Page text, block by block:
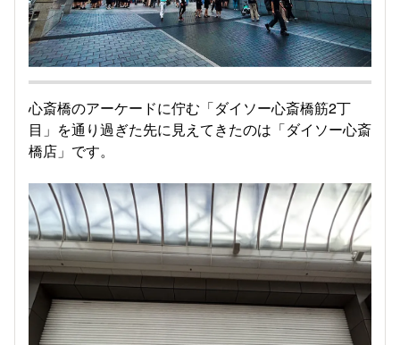
心斎橋のアーケードに佇む「ダイソー心斎橋筋2丁
目」を通り過ぎた先に見えてきたのは「ダイソー心斎
橋店」です。